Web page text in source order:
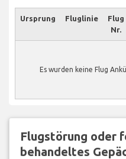
Ursprung Fluglinie
Flug
Nr.
Es wurden keine Flug
Flugstörung oder
behandeltes